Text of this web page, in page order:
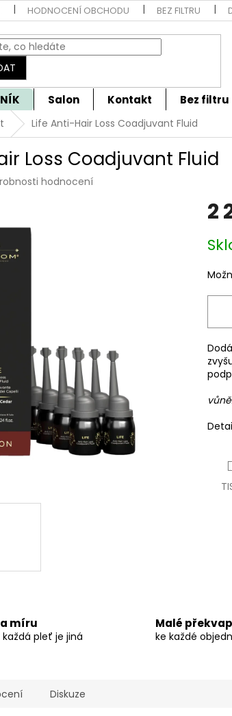
HODNOCENÍ OBCHODU BEZ FILTRU
Salon Kontakt Bez filtru
Life Anti-Hair Loss Coadjuvant Fluid
Loss Coadjuvant Fluid
hodnocení
2
míru
pleť je jiná
Malé
ke každé
Diskuze